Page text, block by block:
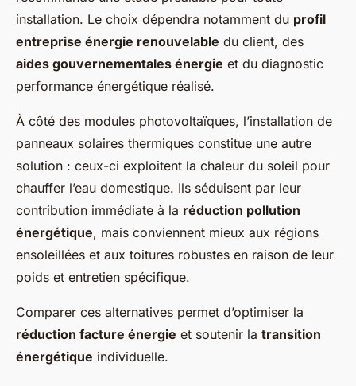
installation. Le choix dépendra notamment du profil
entreprise énergie renouvelable du client, des
aides gouvernementales énergie et du diagnostic
performance énergétique réalisé.
À côté des modules photovoltaïques, l’installation de
panneaux solaires thermiques constitue une autre
solution : ceux-ci exploitent la chaleur du soleil pour
chauffer l’eau domestique. Ils séduisent par leur
contribution immédiate à la réduction pollution
énergétique, mais conviennent mieux aux régions
ensoleillées et aux toitures robustes en raison de leur
poids et entretien spécifique.
Comparer ces alternatives permet d’optimiser la
réduction facture énergie et soutenir la transition
énergétique individuelle.